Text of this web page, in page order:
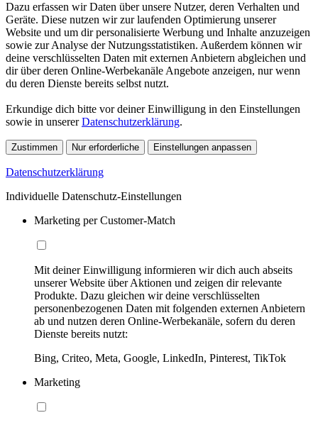
Dazu erfassen wir Daten über unsere Nutzer, deren Verhalten und
Geräte. Diese nutzen wir zur laufenden Optimierung unserer
Website und um dir personalisierte Werbung und Inhalte anzuzeigen
sowie zur Analyse der Nutzungsstatistiken. Außerdem können wir
deine verschlüsselten Daten mit externen Anbietern abgleichen und
dir über deren Online-Werbekanäle Angebote anzeigen, nur wenn
du deren Dienste bereits selbst nutzt.
Erkundige dich bitte vor deiner Einwilligung in den Einstellungen
sowie in unsererDatenschutzerklärung.
Zustimmen Nur erforderliche Einstellungen anpassen
Datenschutzerklärung
Individuelle Datenschutz-Einstellungen
Marketing per Customer-Match
Mit deiner Einwilligung informieren wir dich auch abseits
unserer Website über Aktionen und zeigen dir relevante
Produkte. Dazu gleichen wir deine verschlüsselten
personenbezogenen Daten mit folgenden externen Anbietern
ab und nutzen deren Online-Werbekanäle, sofern du deren
Dienste bereits nutzt:
Bing, Criteo, Meta, Google, LinkedIn, Pinterest, TikTok
Marketing